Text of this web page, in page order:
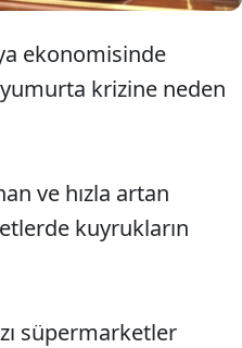
ekonomisinde
krizine neden
ve hızla artan
kuyrukların
süpermarketler